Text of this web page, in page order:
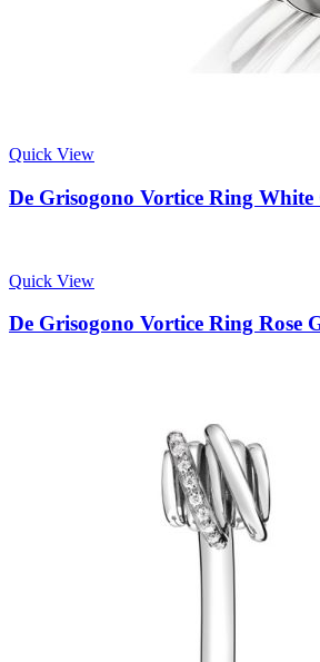
Quick View
De Grisogono Vortice Ring White
Quick View
De Grisogono Vortice Ring Rose